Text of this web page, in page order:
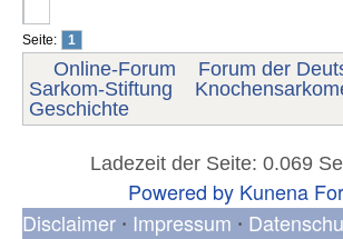
Seite: 1
Online-Forum
Forum der
Sarkom-Stiftung
Geschichte
Ladezeit der Seite: 0.069
Powered by Kunena
Disclaimer • Impressum •